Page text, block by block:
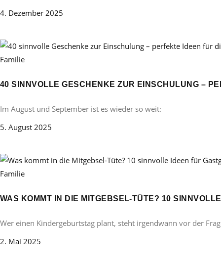
4. Dezember 2025
Familie
40 SINNVOLLE GESCHENKE ZUR EINSCHULUNG –
Im August und September ist es wieder so weit:
5. August 2025
Familie
WAS KOMMT IN DIE MITGEBSEL-TÜTE? 10
Wer einen Kindergeburtstag plant, steht irgendwann vor der
2. Mai 2025